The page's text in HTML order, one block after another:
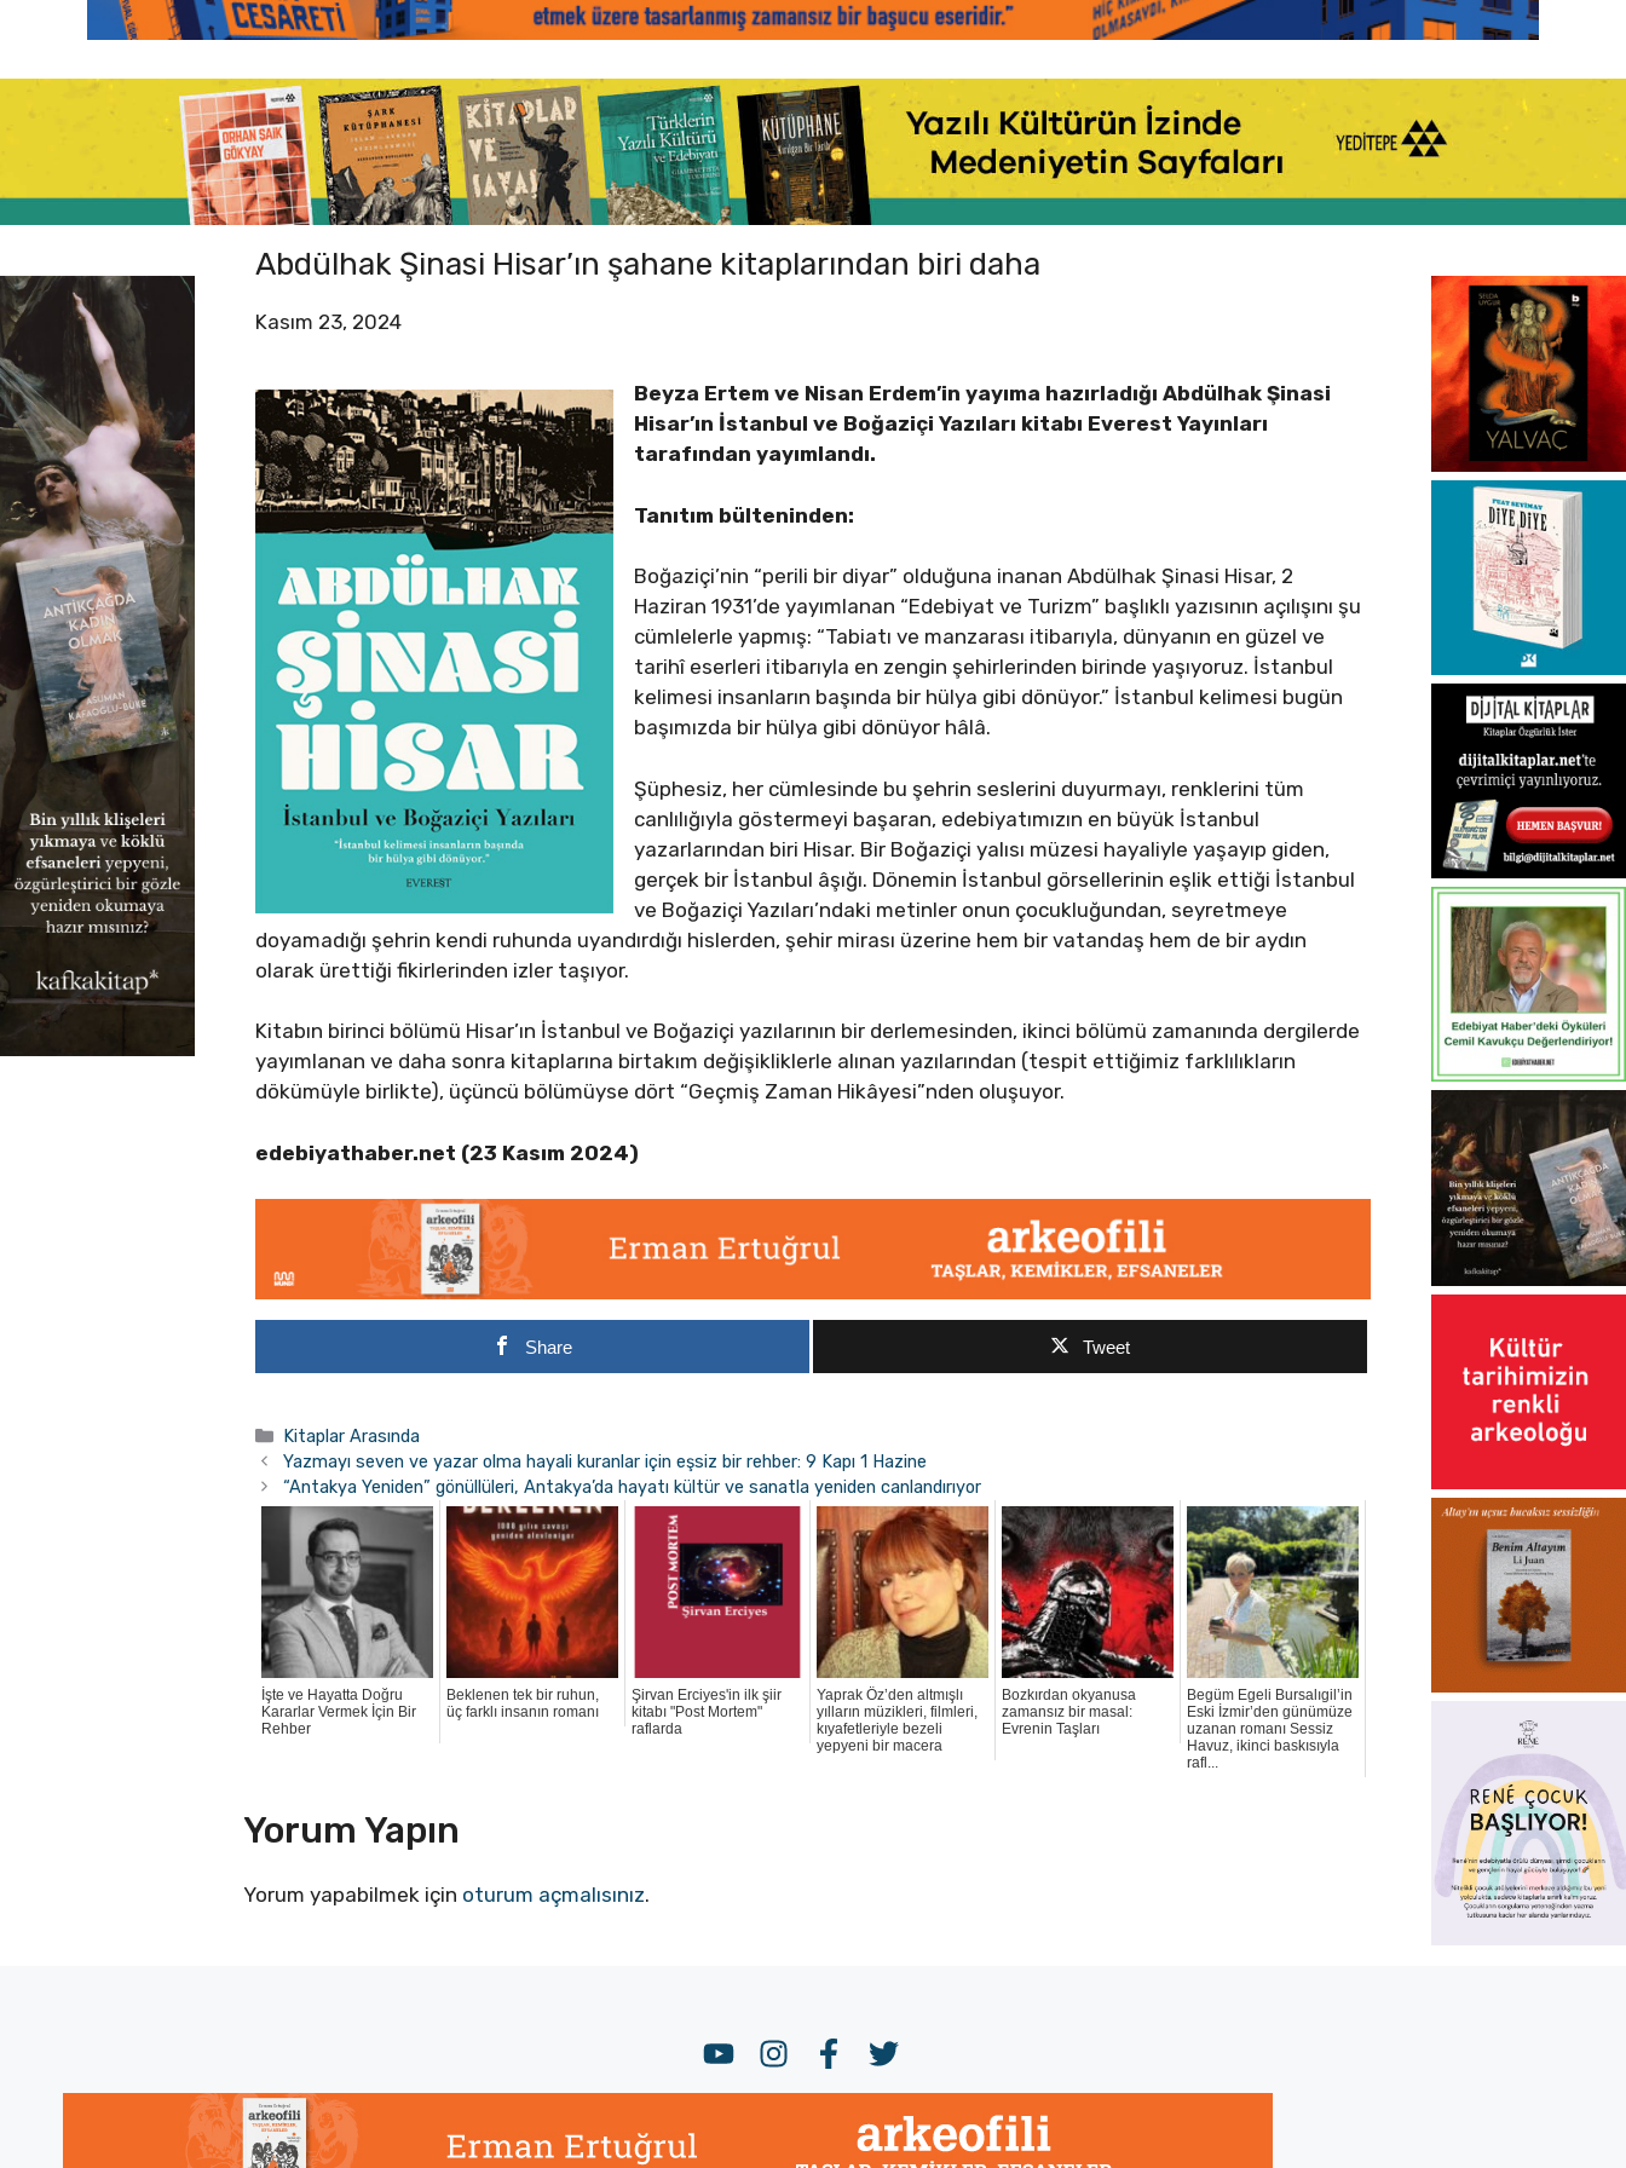
Abdülhak Şinasi Hisar’ın şahane kitaplarından biri daha
Kasım 23, 2024
Beyza Ertem ve Nisan Erdem’in yayıma hazırladığı Abdülhak Şinasi
Hisar’ın İstanbul ve Boğaziçi Yazıları kitabı Everest Yayınları
tarafından yayımlandı.
Tanıtım bülteninden:
Boğaziçi’nin “perili bir diyar” olduğuna inanan Abdülhak Şinasi Hisar, 2
Haziran 1931’de yayımlanan “Edebiyat ve Turizm” başlıklı yazısının açılışını şu
cümlelerle yapmış: “Tabiatı ve manzarası itibarıyla, dünyanın en güzel ve
tarihî eserleri itibarıyla en zengin şehirlerinden birinde yaşıyoruz. İstanbul
kelimesi insanların başında bir hülya gibi dönüyor.” İstanbul kelimesi bugün
başımızda bir hülya gibi dönüyor hâlâ.
Şüphesiz, her cümlesinde bu şehrin seslerini duyurmayı, renklerini tüm
canlılığıyla göstermeyi başaran, edebiyatımızın en büyük İstanbul
yazarlarından biri Hisar. Bir Boğaziçi yalısı müzesi hayaliyle yaşayıp giden,
gerçek bir İstanbul âşığı. Dönemin İstanbul görsellerinin eşlik ettiği İstanbul
ve Boğaziçi Yazıları’ndaki metinler onun çocukluğundan, seyretmeye
doyamadığı şehrin kendi ruhunda uyandırdığı hislerden, şehir mirası üzerine hem bir vatandaş hem de bir aydın
olarak ürettiği fikirlerinden izler taşıyor.
Kitabın birinci bölümü Hisar’ın İstanbul ve Boğaziçi yazılarının bir derlemesinden, ikinci bölümü zamanında dergilerde
yayımlanan ve daha sonra kitaplarına birtakım değişikliklerle alınan yazılarından (tespit ettiğimiz farklılıkların
dökümüyle birlikte), üçüncü bölümüyse dört “Geçmiş Zaman Hikâyesi”nden oluşuyor.
edebiyathaber.net (23 Kasım 2024)
Share Tweet
Kategoriler
Kitaplar Arasında
Yazmayı seven ve yazar olma hayali kuranlar için eşsiz bir rehber: 9 Kapı 1 Hazine
“Antakya Yeniden” gönüllüleri, Antakya’da hayatı kültür ve sanatla yeniden canlandırıyor
İşte ve Hayatta Doğru
Kararlar Vermek İçin Bir
Rehber
Beklenen tek bir ruhun,
üç farklı insanın romanı
Şirvan Erciyes'in ilk şiir
kitabı "Post Mortem"
raflarda
Yaprak Öz’den altmışlı
yılların müzikleri, filmleri,
kıyafetleriyle bezeli
yepyeni bir macera
Bozkırdan okyanusa
zamansız bir masal:
Evrenin Taşları
Begüm Egeli Bursalıgil’in
Eski İzmir’den günümüze
uzanan romanı Sessiz
Havuz, ikinci baskısıyla
rafl...
Yorum Yapın
Yorum yapabilmek için oturum açmalısınız.